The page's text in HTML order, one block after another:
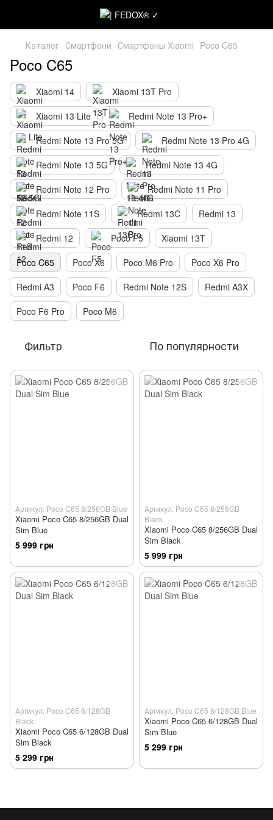
Каталог Смартфони Смартфоны Xiaomi Poco C65
Poco C65
Xiaomi 14
Xiaomi 13T Pro
Xiaomi 13 Lite
Redmi Note 13 Pro+
Redmi Note 13 Pro 5G
Redmi Note 13 Pro 4G
Redmi Note 13 5G
Redmi Note 13 4G
Redmi Note 12 Pro
Redmi Note 11 Pro
Redmi Note 11S
Redmi 13C
Redmi 13
Redmi 12
Poco F5
Xiaomi 13T
Poco C65
Poco X6 Poco M6 Pro
Poco X6 Pro
Redmi A3
Poco F6 Redmi Note 12S
Redmi A3X
Poco F6 Pro
Poco M6
Фильтр По популярности
Артикул: Poco C65 8/256GB Blue
Xiaomi Poco C65 8/256GB Dual
Sim Blue
5 999 грн
Артикул: Poco C65 8/256GB
Black
Xiaomi Poco C65 8/256GB Dual
Sim Black
5 999 грн
Артикул: Poco C65 6/128GB
Black
Xiaomi Poco C65 6/128GB Dual
Sim Black
5 299 грн
Артикул: Poco C65 6/128GB Blue
Xiaomi Poco C65 6/128GB Dual
Sim Blue
5 299 грн